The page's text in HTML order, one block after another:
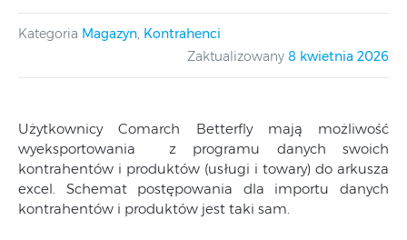
Kategoria Magazyn, Kontrahenci
Zaktualizowany 8 kwietnia 2026
Użytkownicy Comarch Betterfly mają możliwość
wyeksportowania z programu danych swoich
kontrahentów i produktów (usługi i towary) do arkusza
excel. Schemat postępowania dla importu danych
kontrahentów i produktów jest taki sam.